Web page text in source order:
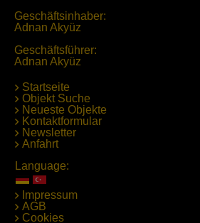
Geschäftsinhaber:
Adnan Akyüz
Geschäftsführer:
Adnan Akyüz
Startseite
Objekt Suche
Neueste Objekte
Kontaktformular
Newsletter
Anfahrt
Language:
Impressum
AGB
Cookies